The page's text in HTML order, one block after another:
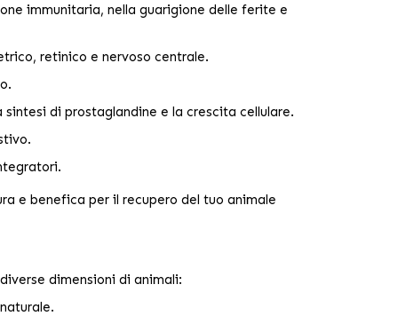
immunitaria, nella guarigione delle ferite e
retinico e nervoso centrale.
di prostaglandine e la crescita cellulare.
e benefica per il recupero del tuo animale
dimensioni di animali: